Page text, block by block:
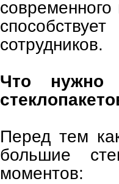
сотрудников.
Что нужно
Перед тем
большие
моментов: